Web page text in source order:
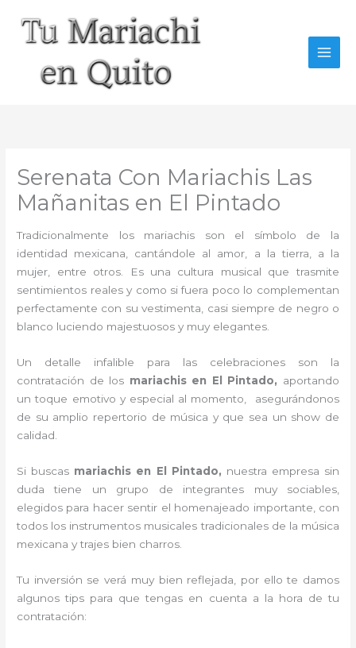
contenido
Serenata Con Mariachis Las
Mañanitas en El Pintado
Tradicionalmente los mariachis son el símbolo de la
identidad mexicana, cantándole al amor, a la tierra, a la
mujer, entre otros. Es una cultura musical que trasmite
sentimientos reales y como si fuera poco lo complementan
perfectamente con su vestimenta, casi siempre de negro o
blanco luciendo majestuosos y muy elegantes.
Un detalle infalible para las celebraciones son la
contratación de los mariachis en El Pintado, aportando
un toque emotivo y especial al momento, asegurándonos
de su amplio repertorio de música y que sea un show de
calidad.
Si buscas mariachis en El Pintado, nuestra empresa sin
duda tiene un grupo de integrantes muy sociables,
elegidos para hacer sentir el homenajeado importante, con
todos los instrumentos musicales tradicionales de la música
mexicana y trajes bien charros.
Tu inversión se verá muy bien reflejada, por ello te damos
algunos tips para que tengas en cuenta a la hora de tu
contratación: